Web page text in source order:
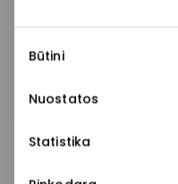
pasirinkimas
Būtini
Nuostatos
Statistika